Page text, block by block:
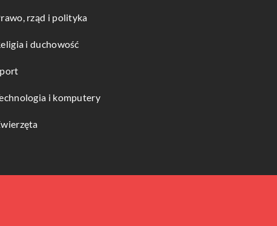
rząd i polityka
i duchowość
i komputery